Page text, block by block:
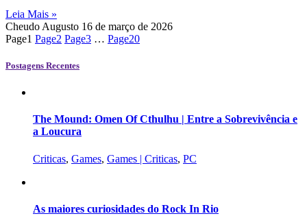
Leia Mais »
Cheudo Augusto 16 de março de 2026
Page1 Page2 Page3 … Page20
Postagens Recentes
The Mound: Omen Of Cthulhu | Entre a Sobrevivência e
a Loucura
Criticas, Games, Games | Criticas, PC
As maiores curiosidades do Rock In Rio